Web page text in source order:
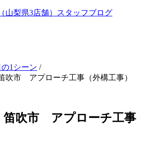
の1シーン /
吹市 アプローチ工事（外構工事）
笛吹市 アプローチ工事